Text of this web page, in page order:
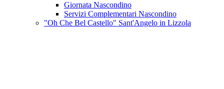
Giornata Nascondino
Servizi Complementari Nascondino
"Oh Che Bel Castello" Sant'Angelo in Lizzola